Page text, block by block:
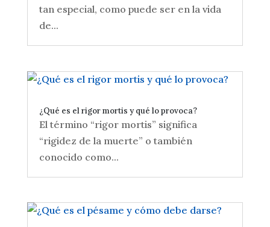
tan especial, como puede ser en la vida
de...
¿Qué es el rigor mortis y qué lo provoca?
El término “rigor mortis” significa
“rigidez de la muerte” o también
conocido como...